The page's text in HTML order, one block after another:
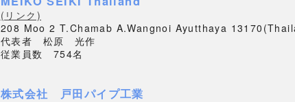
(リンク)
208 Moo 2 T.Chamab A.Wangnoi Ayutthaya
代表者 松原 光作
従業員数 754名
株式会社 戸田パイプ工業